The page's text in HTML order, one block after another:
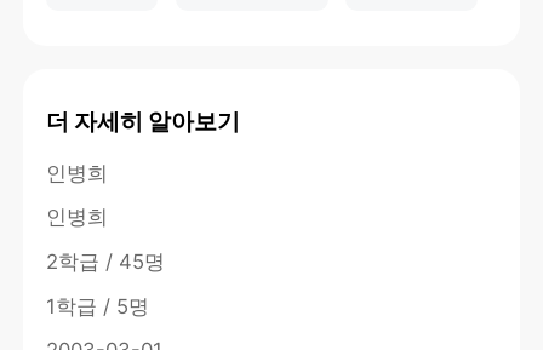
더 자세히 알아보기
인병희
인병희
2학급 / 45명
1학급 / 5명